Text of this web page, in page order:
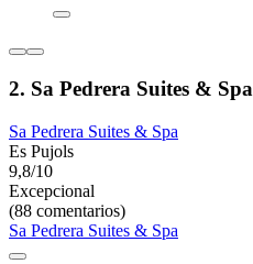
2. Sa Pedrera Suites & Spa
Sa Pedrera Suites & Spa
Es Pujols
9,8/10
Excepcional
(88 comentarios)
Sa Pedrera Suites & Spa